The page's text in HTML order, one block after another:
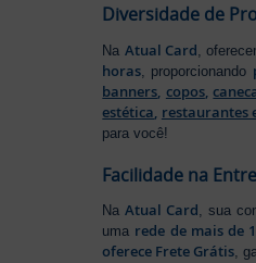
Diversidade de
Na Atual Card ,
horas , proporcionando
banners, copos,
estética, restaurantes
para você!
Facilidade na
NaAtual Card, sua
uma rede de mais de
oferece Frete Grátis,